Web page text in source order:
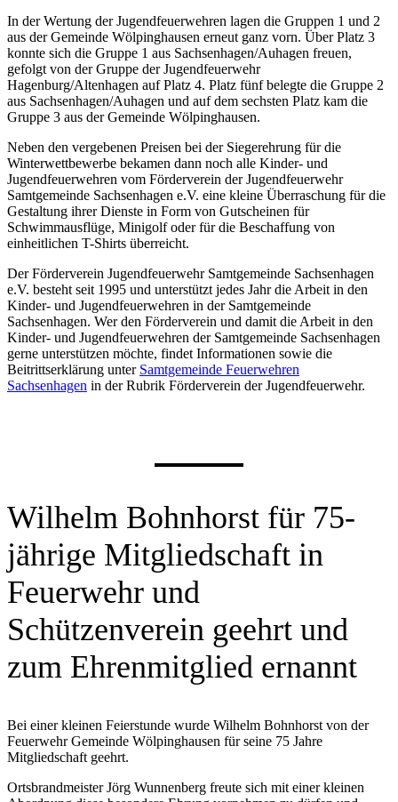
In der Wertung der Jugendfeuerwehren lagen die Gruppen 1 und 2
aus der Gemeinde Wölpinghausen erneut ganz vorn. Über Platz 3
konnte sich die Gruppe 1 aus Sachsenhagen/Auhagen freuen,
gefolgt von der Gruppe der Jugendfeuerwehr
Hagenburg/Altenhagen auf Platz 4. Platz fünf belegte die Gruppe 2
aus Sachsenhagen/Auhagen und auf dem sechsten Platz kam die
Gruppe 3 aus der Gemeinde Wölpinghausen.
Neben den vergebenen Preisen bei der Siegerehrung für die
Winterwettbewerbe bekamen dann noch alle Kinder- und
Jugendfeuerwehren vom Förderverein der Jugendfeuerwehr
Samtgemeinde Sachsenhagen e.V. eine kleine Überraschung für die
Gestaltung ihrer Dienste in Form von Gutscheinen für
Schwimmausflüge, Minigolf oder für die Beschaffung von
einheitlichen T-Shirts überreicht.
Der Förderverein Jugendfeuerwehr Samtgemeinde Sachsenhagen
e.V. besteht seit 1995 und unterstützt jedes Jahr die Arbeit in den
Kinder- und Jugendfeuerwehren in der Samtgemeinde
Sachsenhagen. Wer den Förderverein und damit die Arbeit in den
Kinder- und Jugendfeuerwehren der Samtgemeinde Sachsenhagen
gerne unterstützen möchte, findet Informationen sowie die
Beitrittserklärung unter Samtgemeinde Feuerwehren
Sachsenhagen in der Rubrik Förderverein der Jugendfeuerwehr.
Wilhelm Bohnhorst für 75-
jährige Mitgliedschaft in
Feuerwehr und
Schützenverein geehrt und
zum Ehrenmitglied ernannt
Bei einer kleinen Feierstunde wurde Wilhelm Bohnhorst von der
Feuerwehr Gemeinde Wölpinghausen für seine 75 Jahre
Mitgliedschaft geehrt.
Ortsbrandmeister Jörg Wunnenberg freute sich mit einer kleinen